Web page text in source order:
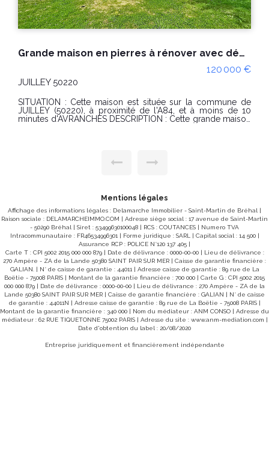
Maison de plain-pied - 2 chambres - Sous-sol complet - DUCEY-LES-CHERIS (50220)
191 000 €
DUCEY LES CHERIS 50220
SITUATION : Sur la commune de Ducey-les-Chéris (50220),
à seulement quelques minutes de l'A84 et à moins de
10min d'Avranches DESCRIPTION : Cette maison de plain-
une salle d'eau et un wc. Au sous-sol, vous découvrirez un
dépenses annuelles d'énergie pour un usage standard :
entre 1 330€ et 1 800€/an Prix moyens des énergies
indexés sur les années 2021, 2022 et 2023 (abonnements
compris). "Les informations sur les risques auxquels ce bien
est exposé sont disponibles sur le site Géorisques :
www.georisques.gouv.fr"
Mentions légales
Affichage des informations légales : Delamarche Immobilier - Saint-Martin de Bréhal |
Raison sociale : DELAMARCHEIMMO.COM | Adresse siège social : 17 avenue de Saint-Martin
- 50290 Bréhal | Siret : 53499630100048 | RCS : COUTANCES | Numero TVA
Intracommunautaire : FR46534996301 | Forme juridique : SARL | Capital social : 14 500 |
Assurance RCP : POLICE N°120 137 405 |
Carte T : CPI 5002 2015 000 000 879 | Date de délivrance : 0000-00-00 | Lieu de délivrance :
270 Ampère - ZA de la Lande 50380 SAINT PAIR SUR MER | Caisse de garantie financière :
GALIAN. | N° de caisse de garantie : 44011 | Adresse caisse de garantie : 89 rue de La
Boëtie - 75008 PARIS | Montant de la garantie financière : 700 000 | Carte G : CPI 5002 2015
000 000 879 | Date de délivrance : 0000-00-00 | Lieu de délivrance : 270 Ampère - ZA de la
Lande 50380 SAINT PAIR SUR MER | Caisse de garantie financière : GALIAN | N° de caisse
de garantie : 44011N | Adresse caisse de garantie : 89 rue de La Boëtie - 75008 PARIS |
Montant de la garantie financière : 340 000 | Nom du médiateur : ANM CONSO | Adresse du
médiateur : 62 RUE TIQUETONNE 75002 PARIS | Adresse du site : www.anm-mediation.com |
Date d'obtention du label : 20/08/2020
Entreprise juridiquement et financièrement indépendante